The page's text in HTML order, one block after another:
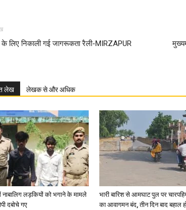
के लिए निकाली गई जागरूकता रैली-MIRZAPUR
लेख लेखक से और अधिक
में नाबालिग लड़कियों को भगाने के मामले
दबोचे गए
भारी बारिश से आमघाट पुल पर
का आवागमन बंद, तीन दिन बाद बहाल